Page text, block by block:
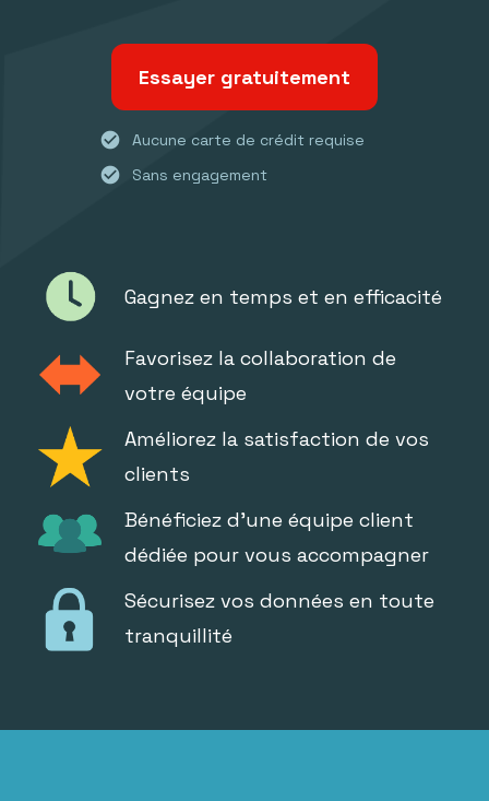
Essayer gratuitement
check_circle Aucune carte de crédit requise
check_circle Sans engagement
Gagnez en temps et en efficacité
Favorisez la collaboration de
votre équipe
Améliorez la satisfaction de vos
clients
Bénéficiez d'une équipe client
dédiée pour vous accompagner
Sécurisez vos données en toute
tranquillité